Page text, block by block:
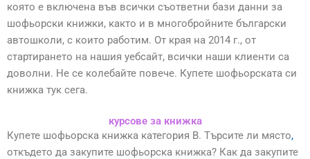
която е включена във всички съответни бази данни за
шофьорски книжки, както и в многобройните български
автошколи, с които работим. От края на 2014 г., от
стартирането на нашия уебсайт, всички наши клиенти са
доволни. Не се колебайте повече. Купете шофьорската си
книжка тук сега.
курсове за книжка
Купете шофьорска книжка категория B. Търсите ли място,
откъдето да закупите шофьорска книжка? Как да закупите